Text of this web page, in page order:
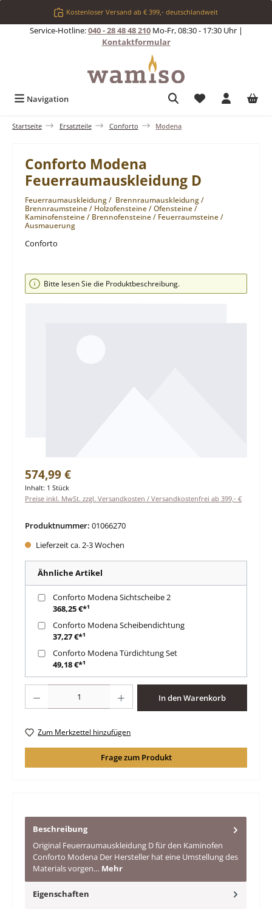
Zum Hauptinhalt springenKostenloser Versand ab € 399,- deutschlandweit
Service-Hotline:040 - 28 48 48 210Mo-Fr, 08:30 - 17:30 Uhr |
Kontaktformular
Navigation Du hast 0
Startseite Ersatzteile Conforto Modena
Conforto Modena
Feuerraumauskleidung D
Feuerraumauskleidung / Brennraumauskleidung /
Brennraumsteine / Holzofensteine / Ofensteine /
Kaminofensteine / Brennofensteine / Feuerraumsteine /
Ausmauerung
Conforto
Bildergalerie überspringen
Bitte lesen Sie die Produktbeschreibung.
Regulärer Preis:
574,99 €
Inhalt: 1 Stück
Preise inkl. MwSt. zzgl. Versandkosten / Versandkostenfrei ab 399,- €
Produktnummer: 01066270
Lieferzeit ca. 2-3 Wochen
Ähnliche Artikel
Conforto Modena Sichtscheibe 2
368,25 €*¹
Conforto Modena Scheibendichtung
37,27 €*¹
Conforto Modena Türdichtung Set
49,18 €*¹
In den Warenkorb
Zum Merkzettel hinzufügen
Frage zum Produkt
Beschreibung
Original Feuerraumauskleidung D für den Kaminofen
Conforto Modena Der Hersteller hat eine Umstellung des
Materials vorgen… Mehr
Eigenschaften